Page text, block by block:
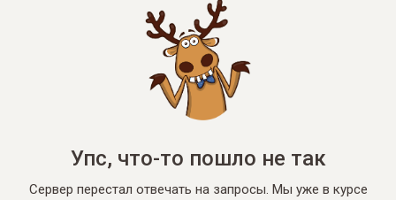
Упс, что-то пошло не так
Сервер перестал отвечать на запросы. Мы уже в курсе